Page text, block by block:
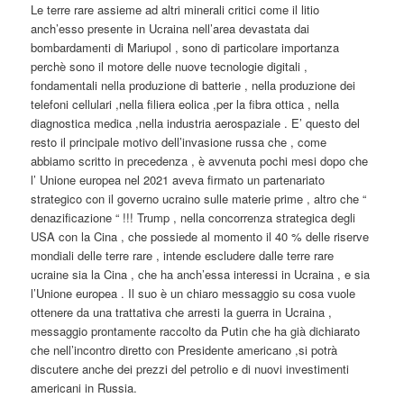
Le terre rare assieme ad altri minerali critici come il litio
anch’esso presente in Ucraina nell’area devastata dai
bombardamenti di Mariupol , sono di particolare importanza
perchè sono il motore delle nuove tecnologie digitali ,
fondamentali nella produzione di batterie , nella produzione dei
telefoni cellulari ,nella filiera eolica ,per la fibra ottica , nella
diagnostica medica ,nella industria aerospaziale . E’ questo del
resto il principale motivo dell’invasione russa che , come
abbiamo scritto in precedenza , è avvenuta pochi mesi dopo che
l’ Unione europea nel 2021 aveva firmato un partenariato
strategico con il governo ucraino sulle materie prime , altro che “
denazificazione “ !!! Trump , nella concorrenza strategica degli
USA con la Cina , che possiede al momento il 40 % delle riserve
mondiali delle terre rare , intende escludere dalle terre rare
ucraine sia la Cina , che ha anch’essa interessi in Ucraina , e sia
l’Unione europea . Il suo è un chiaro messaggio su cosa vuole
ottenere da una trattativa che arresti la guerra in Ucraina ,
messaggio prontamente raccolto da Putin che ha già dichiarato
che nell’incontro diretto con Presidente americano ,si potrà
discutere anche dei prezzi del petrolio e di nuovi investimenti
americani in Russia.